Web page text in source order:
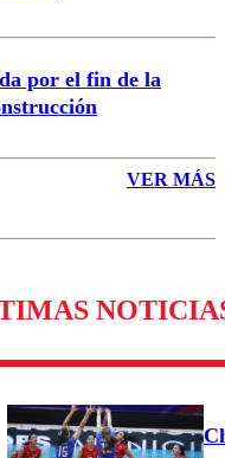
por el fin de la
VER MÁS